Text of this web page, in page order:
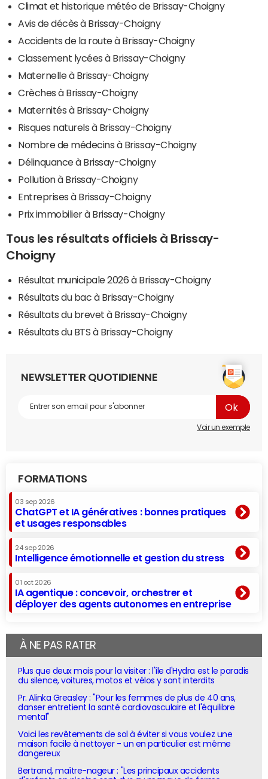
Climat et historique météo de Brissay-Choigny
Avis de décès à Brissay-Choigny
Accidents de la route à Brissay-Choigny
Classement lycées à Brissay-Choigny
Maternelle à Brissay-Choigny
Crèches à Brissay-Choigny
Maternités à Brissay-Choigny
Risques naturels à Brissay-Choigny
Nombre de médecins à Brissay-Choigny
Délinquance à Brissay-Choigny
Pollution à Brissay-Choigny
Entreprises à Brissay-Choigny
Prix immobilier à Brissay-Choigny
Tous les résultats officiels à Brissay-
Choigny
Résultat municipale 2026 à Brissay-Choigny
Résultats du bac à Brissay-Choigny
Résultats du brevet à Brissay-Choigny
Résultats du BTS à Brissay-Choigny
NEWSLETTER QUOTIDIENNE
Voir un exemple
FORMATIONS
03 sep 2026
ChatGPT et IA génératives : bonnes pratiques
et usages responsables
24 sep 2026
Intelligence émotionnelle et gestion du stress
01 oct 2026
IA agentique : concevoir, orchestrer et
déployer des agents autonomes en entreprise
À NE PAS RATER
Plus que deux mois pour la visiter : l'île d'Hydra est le paradis
du silence, voitures, motos et vélos y sont interdits
Pr. Alinka Greasley : "Pour les femmes de plus de 40 ans,
danser entretient la santé cardiovasculaire et l'équilibre
mental"
Voici les revêtements de sol à éviter si vous voulez une
maison facile à nettoyer - un en particulier est même
dangereux
Bertrand, maître-nageur : "Les principaux accidents